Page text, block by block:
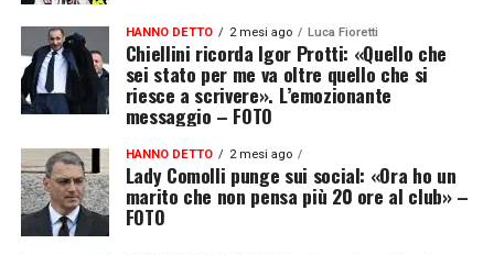
HANNO DETTO 2 mesi ago Luca Fioretti
Chiellini ricorda Igor Protti: «Quello che
sei stato per me va oltre quello che si
riesce a scrivere». L’emozionante
messaggio – FOTO
HANNO DETTO 2 mesi ago
Lady Comolli punge sui social: «Ora ho un
marito che non pensa più 20 ore al club» –
FOTO